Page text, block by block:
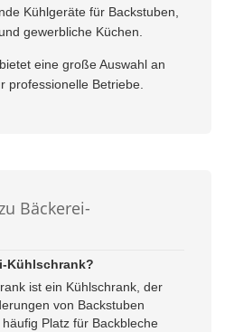
Kühlgeräte für Backstuben,
gewerbliche Küchen.
eine große Auswahl an
professionelle Betriebe.
Bäckerei-
Kühlschrank?
ist ein Kühlschrank, der
von Backstuben
Platz für Backbleche